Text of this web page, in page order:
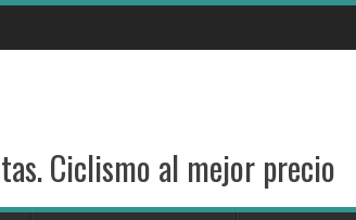
Ciclismo al mejor precio